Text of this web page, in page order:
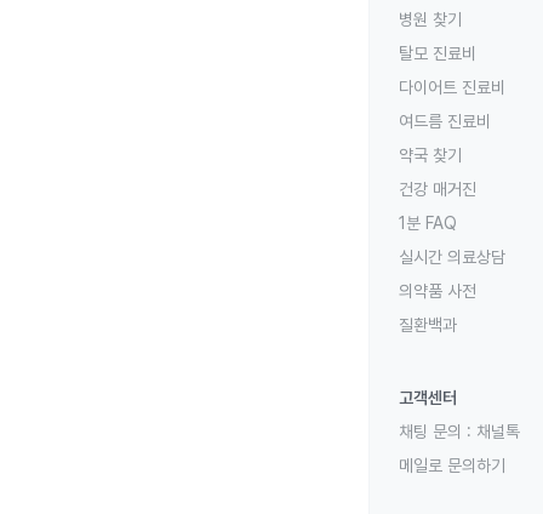
병원 찾기
탈모 진료비
다이어트 진료비
여드름 진료비
약국 찾기
건강 매거진
1분 FAQ
실시간 의료상담
의약품 사전
질환백과
고객센터
채팅 문의 : 채널톡
메일로 문의하기